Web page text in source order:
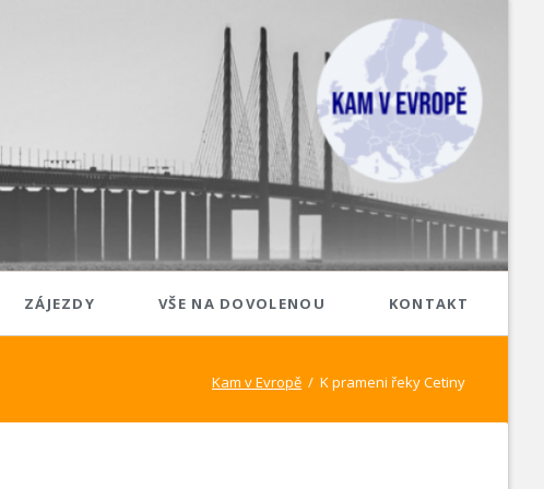
Itálie
Malta
ZÁJEZDY VŠE NA DOVOLENOU KONTAKT
Kam v Evropě K prameni řeky Cetiny